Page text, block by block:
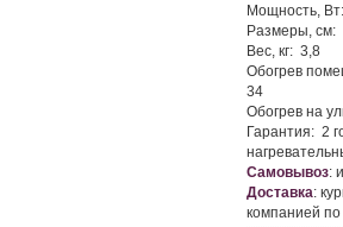
Мощность, Вт:
Размеры, см:
Вес, кг: 3,8
Обогрев
34
Обогрев на
Гарантия: 2
Самовывоз:
Доставка:
компанией по